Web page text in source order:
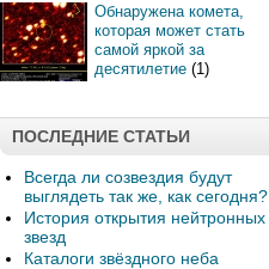
Обнаружена комета,
которая может стать
самой яркой за
десятилетие (1)
ПОСЛЕДНИЕ СТАТЬИ
Всегда ли созвездия будут
выглядеть так же, как сегодня?
История открытия нейтронных
звезд
Каталоги звёздного неба